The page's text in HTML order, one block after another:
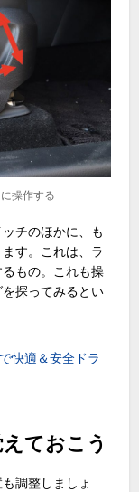
操作する
チのほかに、も
す。これは、ラ
もの。これも操
探ってみるとい
快適＆安全ドラ
ておこう
調整しましょ